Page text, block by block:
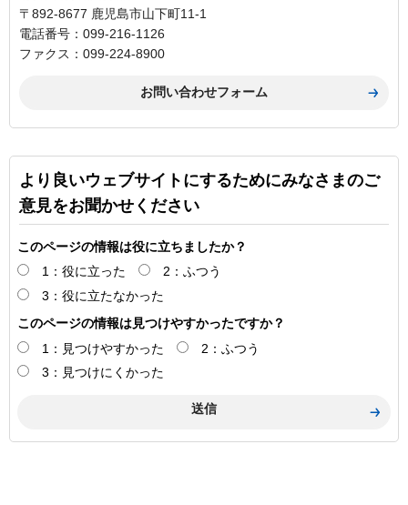
〒892-8677 鹿児島市山下町11-1
電話番号：099-216-1126
ファクス：099-224-8900
より良いウェブサイトにするためにみなさまのご
意見をお聞かせください
このページの情報は役に立ちましたか？
1：役に立った
2：ふつう
3：役に立たなかった
このページの情報は見つけやすかったですか？
1：見つけやすかった
2：ふつう
3：見つけにくかった